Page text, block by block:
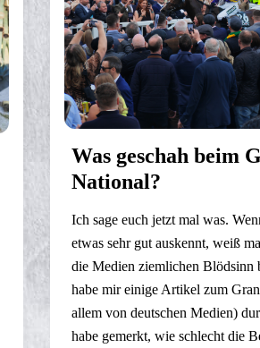
Was geschah beim
National?
Ich sage euch jetzt mal was.
etwas sehr gut auskennt, weiß
die Medien ziemlichen Blödsinn
habe mir einige Artikel zum
allem von deutschen Medien)
habe gemerkt, wie schlecht die